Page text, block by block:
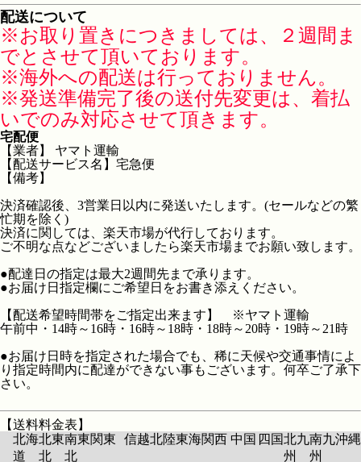
配送について
※お取り置きにつきましては、２週間ま
でとさせて頂いております。
※海外への配送は行っておりません。
※発送準備完了後の送付先変更は、着払
いでのみ対応させて頂きます。
宅配便
【業者】 ヤマト運輸
【配送サービス名】宅急便
【備考】
決済確認後、3営業日以内に発送いたします。(セールなどの繁
忙期を除く)
決済に関しては、楽天市場が代行しております。
ご不明な点などございましたら楽天市場までお願い致します。
●配達日の指定は最大2週間先まで承ります。
●お届け日指定欄にご希望日をお書き添えください。
【配送希望時間帯をご指定出来ます】 ※ヤマト運輸
午前中・14時～16時・16時～18時・18時～20時・19時～21時
●お届け日時を指定された場合でも、稀に天候や交通事情によ
り指定時間内に配達ができない事もございます。何卒ご了承下
さい。
【送料料金表】
北海
道
北東
北
南東
北
関東 信越北陸東海関西 中国 四国北九
州
南九
州
沖縄